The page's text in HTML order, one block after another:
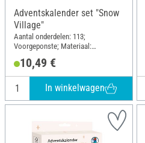
Adventskalender set "Snow
Village"
Aantal onderdelen: 113;
Voorgeponste; Materiaal:
10,49 €
In winkelwagen